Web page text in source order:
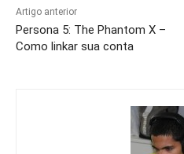
Artigo anterior
Persona 5: The Phantom X –
Como linkar sua conta